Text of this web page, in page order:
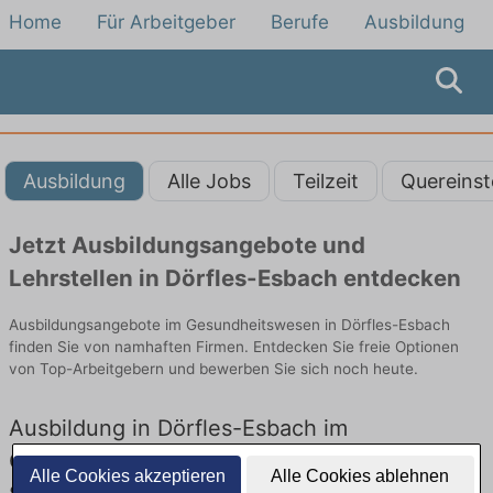
Alle Cookies akzeptieren Alle Cookies ablehnen
Home Für Arbeitgeber Berufe Ausbildung
Ausbildung Alle Jobs Teilzeit
Jetzt Ausbildungsangebote und
Lehrstellen in Dörfles-Esbach entdecken
Ausbildungsangebote im Gesundheitswesen in Dörfles-Esbach
finden Sie von namhaften Firmen. Entdecken Sie freie Optionen
von Top-Arbeitgebern und bewerben Sie sich noch heute.
Ausbildung in Dörfles-Esbach im
Gesundheitswesen: Aktuell gibt es keine